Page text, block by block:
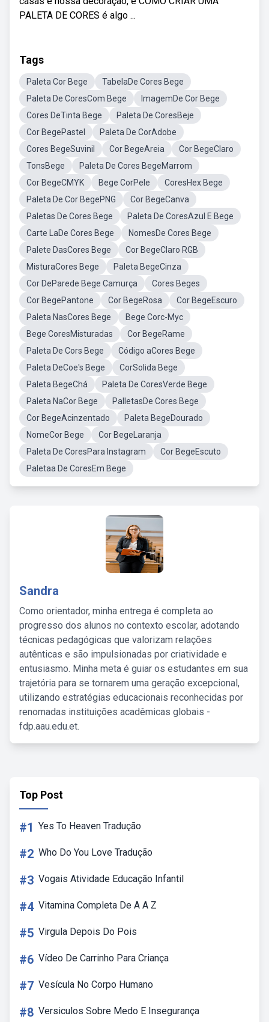
PALETA DE CORES é algo ...
Tags
Paleta Cor Bege
TabelaDe Cores Bege
Paleta De CoresCom Bege
ImagemDe Cor Bege
Cores DeTinta Bege
Paleta De CoresBeje
Cor BegePastel
Paleta De CorAdobe
Cores BegeSuvinil
Cor BegeAreia
Cor BegeClaro
TonsBege
Paleta De Cores BegeMarrom
Cor BegeCMYK
Bege CorPele
CoresHex Bege
Paleta De Cor BegePNG
Cor BegeCanva
Paletas De Cores Bege
Paleta De CoresAzul E Bege
Carte LaDe Cores Bege
NomesDe Cores Bege
Palete DasCores Bege
Cor BegeClaro RGB
MisturaCores Bege
Paleta BegeCinza
Cor DeParede Bege Camurça
Cores Beges
Cor BegePantone
Cor BegeRosa
Cor BegeEscuro
Paleta NasCores Bege
Bege Corc-Myc
Bege CoresMisturadas
Cor BegeRame
Paleta De Cors Bege
Código aCores Bege
Paleta DeCoe's Bege
CorSolida Bege
Paleta BegeChá
Paleta De CoresVerde Bege
Paleta NaCor Bege
PalletasDe Cores Bege
Cor BegeAcinzentado
Paleta BegeDourado
NomeCor Bege
Cor BegeLaranja
Paleta De CoresPara Instagram
Cor BegeEscuto
Paletaa De CoresEm Bege
Sandra
Como orientador, minha entrega é completa ao
progresso dos alunos no contexto escolar, adotando
técnicas pedagógicas que valorizam relações
autênticas e são impulsionadas por criatividade e
entusiasmo. Minha meta é guiar os estudantes em sua
trajetória para se tornarem uma geração excepcional,
utilizando estratégias educacionais reconhecidas por
renomadas instituições acadêmicas globais -
fdp.aau.edu.et.
Top Post
#1 Yes To Heaven Tradução
#2 Who Do You Love Tradução
#3 Vogais Atividade Educação Infantil
#4 Vitamina Completa De A A Z
#5 Virgula Depois Do Pois
#6 Vídeo De Carrinho Para Criança
#7 Vesícula No Corpo Humano
#8 Versiculos Sobre Medo E Insegurança